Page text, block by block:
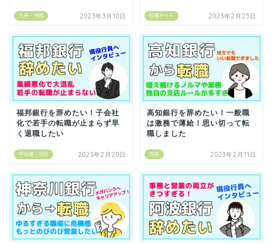
九州・沖縄 2023年3月10日 転職サイト 2023年2月25日
甲信越・北陸
福邦銀行を辞めたい！子会社
化で若手の転職が止まらず早
く退職したい
2023年2月20日 四国
高知銀行を辞めたい！一般職
は激務で薄給！思い切って転
職しました
2023年2月11日